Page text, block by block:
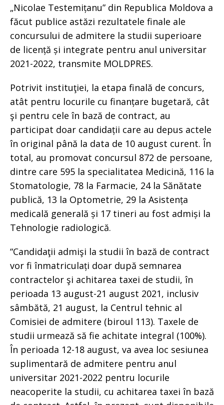
„Nicolae Testemițanu” din Republica Moldova a
făcut publice astăzi rezultatele finale ale
concursului de admitere la studii superioare
de licență și integrate pentru anul universitar
2021-2022, transmite MOLDPRES.
Potrivit instituţiei, la etapa finală de concurs,
atât pentru locurile cu finanțare bugetară, cât
şi pentru cele în bază de contract, au
participat doar candidații care au depus actele
în original până la data de 10 august curent. În
total, au promovat concursul 872 de persoane,
dintre care 595 la specialitatea Medicină, 116 la
Stomatologie, 78 la Farmacie, 24 la Sănătate
publică, 13 la Optometrie, 29 la Asistența
medicală generală și 17 tineri au fost admiși la
Tehnologie radiologică.
“Candidaţii admişi la studii în bază de contract
vor fi înmatriculați doar după semnarea
contractelor şi achitarea taxei de studii, în
perioada 13 august-21 august 2021, inclusiv
sâmbătă, 21 august, la Centrul tehnic al
Comisiei de admitere (biroul 113). Taxele de
studii urmează să fie achitate integral (100%).
În perioada 12-18 august, va avea loc sesiunea
suplimentară de admitere pentru anul
universitar 2021-2022 pentru locurile
neacoperite la studii, cu achitarea taxei în bază